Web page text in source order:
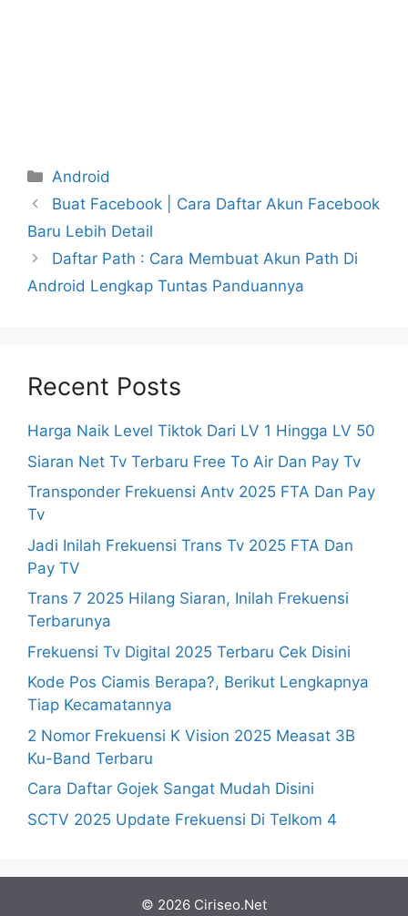
Categories
Android
Buat Facebook | Cara Daftar Akun Facebook
Baru Lebih Detail
Daftar Path : Cara Membuat Akun Path Di
Android Lengkap Tuntas Panduannya
Recent Posts
Harga Naik Level Tiktok Dari LV 1 Hingga LV 50
Siaran Net Tv Terbaru Free To Air Dan Pay Tv
Transponder Frekuensi Antv 2025 FTA Dan Pay
Tv
Jadi Inilah Frekuensi Trans Tv 2025 FTA Dan
Pay TV
Trans 7 2025 Hilang Siaran, Inilah Frekuensi
Terbarunya
Frekuensi Tv Digital 2025 Terbaru Cek Disini
Kode Pos Ciamis Berapa?, Berikut Lengkapnya
Tiap Kecamatannya
2 Nomor Frekuensi K Vision 2025 Measat 3B
Ku-Band Terbaru
Cara Daftar Gojek Sangat Mudah Disini
SCTV 2025 Update Frekuensi Di Telkom 4
© 2026 Ciriseo.Net